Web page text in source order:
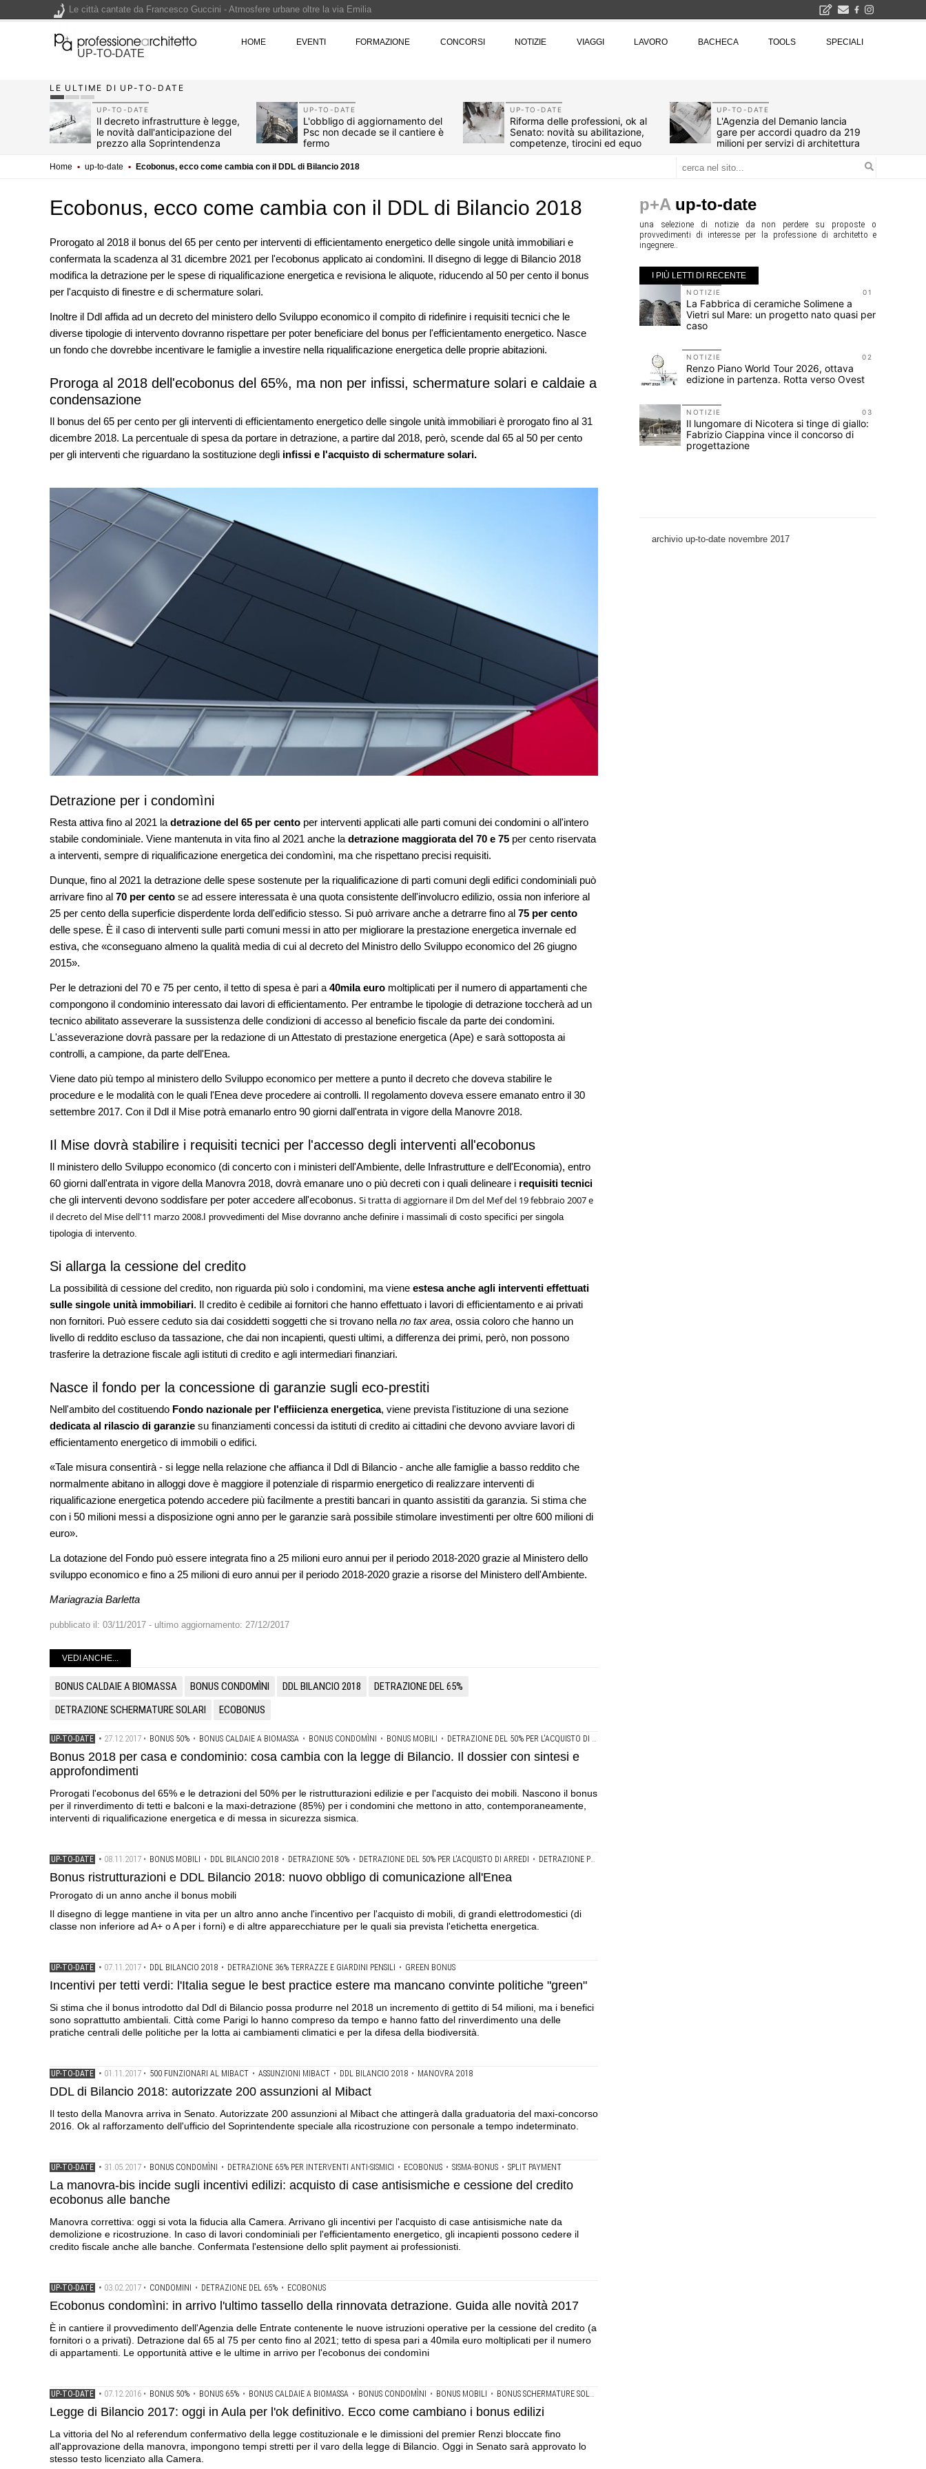
UP-TO-DATE
HOME EVENTI FORMAZIONE CONCORSI NOTIZIE VIAGGI LAVORO BACHECA TOOLS SPECIALI
LE ULTIME DI UP-TO-DATE
UP-TO-DATE
Il decreto infrastrutture è legge,
le novità dall'anticipazione del
prezzo alla Soprintendenza
UP-TO-DATE
L'obbligo di aggiornamento del
Psc non decade se il cantiere è
fermo
UP-TO-DATE
Riforma delle professioni, ok al
Senato: novità su abilitazione,
competenze, tirocini ed equo
UP-TO-DATE
L'Agenzia del Demanio lancia
gare per accordi quadro da 219
milioni per servizi di architettura
Home ▪ up-to-date ▪ Ecobonus, ecco come cambia con il DDL di Bilancio 2018
Ecobonus, ecco come cambia con il DDL di Bilancio 2018
Prorogato al 2018 il bonus del 65 per cento per interventi di efficientamento energetico delle singole unità immobiliari e
confermata la scadenza al 31 dicembre 2021 per l'ecobonus applicato ai condomìni. Il disegno di legge di Bilancio 2018
modifica la detrazione per le spese di riqualificazione energetica e revisiona le aliquote, riducendo al 50 per cento il bonus
per l'acquisto di finestre e di schermature solari.
Inoltre il Ddl affida ad un decreto del ministero dello Sviluppo economico il compito di ridefinire i requisiti tecnici che le
diverse tipologie di intervento dovranno rispettare per poter beneficiare del bonus per l'efficientamento energetico. Nasce
un fondo che dovrebbe incentivare le famiglie a investire nella riqualificazione energetica delle proprie abitazioni.
Proroga al 2018 dell'ecobonus del 65%, ma non per infissi, schermature solari e caldaie a
condensazione
Il bonus del 65 per cento per gli interventi di efficientamento energetico delle singole unità immobiliari è prorogato fino al 31
dicembre 2018. La percentuale di spesa da portare in detrazione, a partire dal 2018, però, scende dal 65 al 50 per cento
per gli interventi che riguardano la sostituzione degli infissi e l'acquisto di schermature solari.
Detrazione per i condomìni
Resta attiva fino al 2021 la detrazione del 65 per cento per interventi applicati alle parti comuni dei condomini o all'intero
stabile condominiale. Viene mantenuta in vita fino al 2021 anche la detrazione maggiorata del 70 e 75 per cento riservata
a interventi, sempre di riqualificazione energetica dei condomìni, ma che rispettano precisi requisiti.
Dunque, fino al 2021 la detrazione delle spese sostenute per la riqualificazione di parti comuni degli edifici condominiali può
arrivare fino al 70 per cento se ad essere interessata è una quota consistente dell'involucro edilizio, ossia non inferiore al
25 per cento della superficie disperdente lorda dell'edificio stesso. Si può arrivare anche a detrarre fino al 75 per cento
delle spese. È il caso di interventi sulle parti comuni messi in atto per migliorare la prestazione energetica invernale ed
estiva, che «conseguano almeno la qualità media di cui al decreto del Ministro dello Sviluppo economico del 26 giugno
2015».
Per le detrazioni del 70 e 75 per cento, il tetto di spesa è pari a 40mila euro moltiplicati per il numero di appartamenti che
compongono il condominio interessato dai lavori di efficientamento. Per entrambe le tipologie di detrazione toccherà ad un
tecnico abilitato asseverare la sussistenza delle condizioni di accesso al beneficio fiscale da parte dei condomìni.
L'asseverazione dovrà passare per la redazione di un Attestato di prestazione energetica (Ape) e sarà sottoposta ai
controlli, a campione, da parte dell'Enea.
Viene dato più tempo al ministero dello Sviluppo economico per mettere a punto il decreto che doveva stabilire le
procedure e le modalità con le quali l'Enea deve procedere ai controlli. Il regolamento doveva essere emanato entro il 30
settembre 2017. Con il Ddl il Mise potrà emanarlo entro 90 giorni dall'entrata in vigore della Manovre 2018.
Il Mise dovrà stabilire i requisiti tecnici per l'accesso degli interventi all'ecobonus
Il ministero dello Sviluppo economico (di concerto con i ministeri dell'Ambiente, delle Infrastrutture e dell'Economia), entro
60 giorni dall'entrata in vigore della Manovra 2018, dovrà emanare uno o più decreti con i quali delineare i requisiti tecnici
che gli interventi devono soddisfare per poter accedere all'ecobonus. Si tratta di aggiornare il Dm del Mef del 19 febbraio 2007 e
il decreto del Mise dell'11 marzo 2008. I provvedimenti del Mise dovranno anche definire i massimali di costo specifici per singola
tipologia di intervento.
Si allarga la cessione del credito
La possibilità di cessione del credito, non riguarda più solo i condomìni, ma viene estesa anche agli interventi effettuati
sulle singole unità immobiliari. Il credito è cedibile ai fornitori che hanno effettuato i lavori di efficientamento e ai privati
non fornitori. Può essere ceduto sia dai cosiddetti soggetti che si trovano nella no tax area, ossia coloro che hanno un
livello di reddito escluso da tassazione, che dai non incapienti, questi ultimi, a differenza dei primi, però, non possono
trasferire la detrazione fiscale agli istituti di credito e agli intermediari finanziari.
Nasce il fondo per la concessione di garanzie sugli eco-prestiti
Nell'ambito del costituendo Fondo nazionale per l'effiicienza energetica, viene prevista l'istituzione di una sezione
dedicata al rilascio di garanzie su finanziamenti concessi da istituti di credito ai cittadini che devono avviare lavori di
efficientamento energetico di immobili o edifici.
«Tale misura consentirà - si legge nella relazione che affianca il Ddl di Bilancio - anche alle famiglie a basso reddito che
normalmente abitano in alloggi dove è maggiore il potenziale di risparmio energetico di realizzare interventi di
riqualificazione energetica potendo accedere più facilmente a prestiti bancari in quanto assistiti da garanzia. Si stima che
con i 50 milioni messi a disposizione ogni anno per le garanzie sarà possibile stimolare investimenti per oltre 600 milioni di
euro».
La dotazione del Fondo può essere integrata fino a 25 milioni euro annui per il periodo 2018-2020 grazie al Ministero dello
sviluppo economico e fino a 25 milioni di euro annui per il periodo 2018-2020 grazie a risorse del Ministero dell'Ambiente.
Mariagrazia Barletta
pubblicato il: 03/11/2017 - ultimo aggiornamento: 27/12/2017
VEDI ANCHE...
BONUS CALDAIE A BIOMASSA BONUS CONDOMÌNI DDL BILANCIO 2018
DETRAZIONE DEL 65%
DETRAZIONE SCHERMATURE SOLARI
ECOBONUS
UP-TO-DATE • 27.12.2017 • BONUS 50% • BONUS CALDAIE A BIOMASSA • BONUS CONDOMÌNI • BONUS MOBILI • DETRAZIONE DEL 50% PER L'ACQUISTO DI ARREDI
Bonus 2018 per casa e condominio: cosa cambia con la legge di Bilancio. Il dossier con sintesi e
approfondimenti
Prorogati l'ecobonus del 65% e le detrazioni del 50% per le ristrutturazioni edilizie e per l'acquisto dei mobili. Nascono il bonus
per il rinverdimento di tetti e balconi e la maxi-detrazione (85%) per i condomini che mettono in atto, contemporaneamente,
interventi di riqualificazione energetica e di messa in sicurezza sismica.
UP-TO-DATE • 08.11.2017 • BONUS MOBILI • DDL BILANCIO 2018 • DETRAZIONE 50% • DETRAZIONE DEL 50% PER L'ACQUISTO DI ARREDI • DETRAZIONE PER LA RISTRUTTURAZIONE EDILIZIA
Bonus ristrutturazioni e DDL Bilancio 2018: nuovo obbligo di comunicazione all'Enea
Prorogato di un anno anche il bonus mobili
Il disegno di legge mantiene in vita per un altro anno anche l'incentivo per l'acquisto di mobili, di grandi elettrodomestici (di
classe non inferiore ad A+ o A per i forni) e di altre apparecchiature per le quali sia prevista l'etichetta energetica.
UP-TO-DATE • 07.11.2017 • DDL BILANCIO 2018 • DETRAZIONE 36% TERRAZZE E GIARDINI PENSILI • GREEN BONUS
Incentivi per tetti verdi: l'Italia segue le best practice estere ma mancano convinte politiche "green"
Si stima che il bonus introdotto dal Ddl di Bilancio possa produrre nel 2018 un incremento di gettito di 54 milioni, ma i benefici
sono soprattutto ambientali. Città come Parigi lo hanno compreso da tempo e hanno fatto del rinverdimento una delle
pratiche centrali delle politiche per la lotta ai cambiamenti climatici e per la difesa della biodiversità.
UP-TO-DATE • 01.11.2017 • 500 FUNZIONARI AL MIBACT • ASSUNZIONI MIBACT • DDL BILANCIO 2018 • MANOVRA 2018
DDL di Bilancio 2018: autorizzate 200 assunzioni al Mibact
Il testo della Manovra arriva in Senato. Autorizzate 200 assunzioni al Mibact che attingerà dalla graduatoria del maxi-concorso
2016. Ok al rafforzamento dell'ufficio del Soprintendente speciale alla ricostruzione con personale a tempo indeterminato.
UP-TO-DATE • 31.05.2017 • BONUS CONDOMÌNI • DETRAZIONE 65% PER INTERVENTI ANTI-SISMICI • ECOBONUS • SISMA-BONUS • SPLIT PAYMENT
La manovra-bis incide sugli incentivi edilizi: acquisto di case antisismiche e cessione del credito
ecobonus alle banche
Manovra correttiva: oggi si vota la fiducia alla Camera. Arrivano gli incentivi per l'acquisto di case antisismiche nate da
demolizione e ricostruzione. In caso di lavori condominiali per l'efficientamento energetico, gli incapienti possono cedere il
credito fiscale anche alle banche. Confermata l'estensione dello split payment ai professionisti.
UP-TO-DATE • 03.02.2017 • CONDOMINI • DETRAZIONE DEL 65% • ECOBONUS
Ecobonus condomìni: in arrivo l'ultimo tassello della rinnovata detrazione. Guida alle novità 2017
È in cantiere il provvedimento dell'Agenzia delle Entrate contenente le nuove istruzioni operative per la cessione del credito (a
fornitori o a privati). Detrazione dal 65 al 75 per cento fino al 2021; tetto di spesa pari a 40mila euro moltiplicati per il numero
di appartamenti. Le opportunità attive e le ultime in arrivo per l'ecobonus dei condomìni
UP-TO-DATE • 07.12.2016 • BONUS 50% • BONUS 65% • BONUS CALDAIE A BIOMASSA • BONUS CONDOMÌNI • BONUS MOBILI • BONUS SCHERMATURE SOLARI
Legge di Bilancio 2017: oggi in Aula per l'ok definitivo. Ecco come cambiano i bonus edilizi
La vittoria del No al referendum confermativo della legge costituzionale e le dimissioni del premier Renzi bloccate fino
all'approvazione della manovra, impongono tempi stretti per il varo della legge di Bilancio. Oggi in Senato sarà approvato lo
stesso testo licenziato alla Camera.
p+A up-to-date
una selezione di notizie da non perdere su proposte o
provvedimenti di interesse per la professione di architetto e
ingegnere..
I PIÙ LETTI DI RECENTE
EVENTI
appuntamenti tra Palermo, Verona e
UP-TO-DATE
novità su abilitazione, competenze,
tirocini ed equo compenso
09
UP-TO-DATE
L'Agenzia del Demanio lancia gare per
accordi quadro da 219 milioni per servizi
di architettura
architetture nella World Heritage List
EVENTI
Città Osmotiche: la rigenerazione urbana
dell'acqua e resilienza climatica
Osteria dell'Architetto a Marmomac con i
fondatori di EMBT, Park, CZA e
ELASTICOFarm
01
NOTIZIE
La Fabbrica di ceramiche Solimene a
Vietri sul Mare: un progetto nato quasi per
caso
02
NOTIZIE
Renzo Piano World Tour 2026, ottava
edizione in partenza. Rotta verso Ovest
03
NOTIZIE
Il lungomare di Nicotera si tinge di giallo:
Fabrizio Ciappina vince il concorso di
progettazione
archivio up-to-date novembre 2017
Le città cantate da Francesco Guccini - Atmosfere urbane oltre la via Emilia
200 manifesti per i 200 anni di Carlo Collodi, creatore di Pinocchio - Call di grafica promossa dal Museo MAGMA per la realizzazione di una mostra